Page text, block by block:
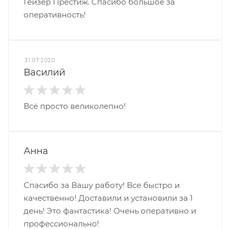
оперативность!
31.07.2020
Василий
Всё просто великолепно!
Анна
Спасибо за Вашу работу! Все быстро и
качественно! Доставили и установили за 1
день! Это фантастика! Очень оперативно и
профессионально!